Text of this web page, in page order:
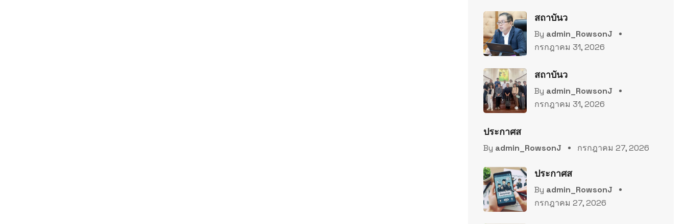
สถาบันว
By admin_RowsonJ
กรกฎาคม 31, 2026
สถาบันว
By admin_RowsonJ
กรกฎาคม 31, 2026
ประกาศส
By admin_RowsonJ กรกฎาคม 27, 2026
ประกาศส
By admin_RowsonJ
กรกฎาคม 27, 2026